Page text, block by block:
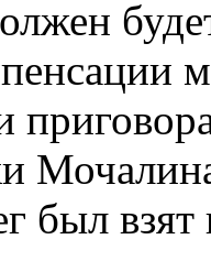
был взят